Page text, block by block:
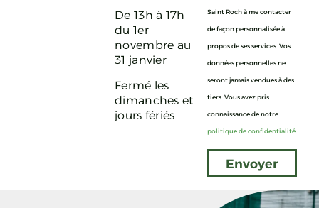
De 13h à 17h
du 1er
novembre au
31 janvier
Fermé les
dimanches et
jours fériés
Saint Roch à me contacter
de façon personnalisée à
propos de ses services. Vos
données personnelles ne
seront jamais vendues à des
tiers. Vous avez pris
connaissance de notre
politique de confidentialité.
Envoyer